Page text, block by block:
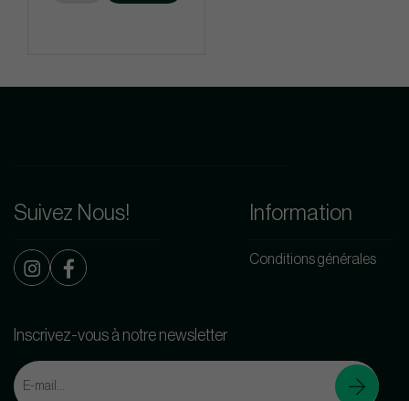
Suivez Nous! Information
Conditions générales
Inscrivez-vous à notre newsletter